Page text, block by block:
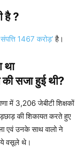
है ?
संपत्ति 1467 करोड़’है।
था
सजा हुई थी?
में 3,206 जेबीटी शिक्षकों
की शिकायत करते हुए
एवं उनके साथ वालो ने
वसूले थे।